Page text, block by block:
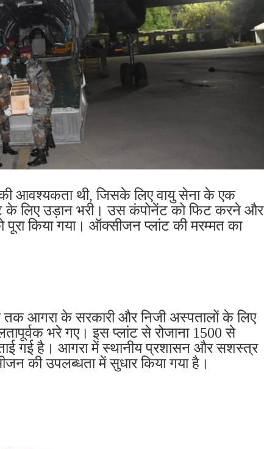
आवश्यकता थी, जिसके लिए वायु सेना के एक
के लिए उड़ान भरी। उस कंपोनेंट को फिट करने और
किया गया। ऑक्सीजन प्लांट की मरम्मत का
आगरा के सरकारी और निजी अस्पतालों के लिए
भरे गए। इस प्लांट से रोजाना 1500 से
गई है। आगरा में स्थानीय प्रशासन और सशस्त्र
की उपलब्धता में सुधार किया गया है।